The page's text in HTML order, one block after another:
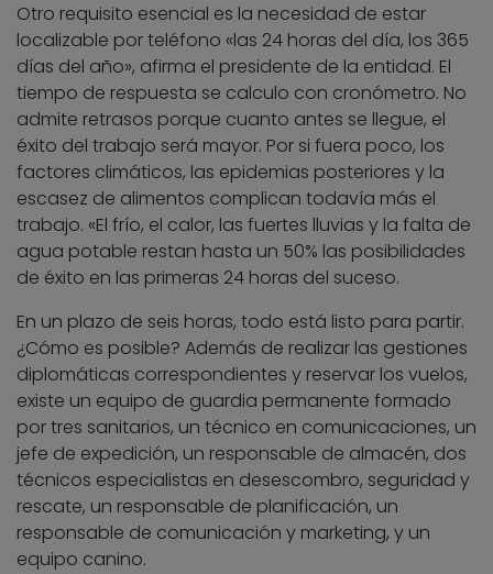
Otro requisito esencial es la necesidad de estar
localizable por teléfono «las 24 horas del día, los 365
días del año», afirma el presidente de la entidad. El
tiempo de respuesta se calculo con cronómetro. No
admite retrasos porque cuanto antes se llegue, el
éxito del trabajo será mayor. Por si fuera poco, los
factores climáticos, las epidemias posteriores y la
escasez de alimentos complican todavía más el
trabajo. «El frío, el calor, las fuertes lluvias y la falta de
agua potable restan hasta un 50% las posibilidades
de éxito en las primeras 24 horas del suceso.
En un plazo de seis horas, todo está listo para partir.
¿Cómo es posible? Además de realizar las gestiones
diplomáticas correspondientes y reservar los vuelos,
existe un equipo de guardia permanente formado
por tres sanitarios, un técnico en comunicaciones, un
jefe de expedición, un responsable de almacén, dos
técnicos especialistas en desescombro, seguridad y
rescate, un responsable de planificación, un
responsable de comunicación y marketing, y un
equipo canino.